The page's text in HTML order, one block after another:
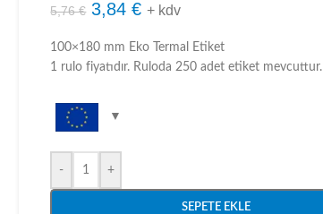
5,76€ 3,84€ + kdv
100×180 mm Eko Termal Etiket
1 rulo fiyatıdır. Ruloda 250 adet etiket mevcuttur.
- +
SEPETE EKLE